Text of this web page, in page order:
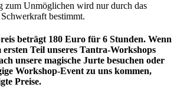
zum Unmöglichen wird nur durch das
bestimmt.
beträgt 180 Euro für 6 Stunden. Wenn
Teil unseres Tantra-Workshops
unsere magische Jurte besuchen oder
Workshop-Event zu uns kommen,
Preise.